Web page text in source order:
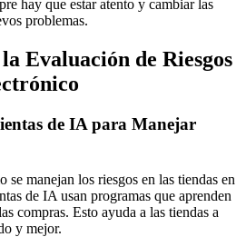
hay que estar atento y cambiar las
problemas.
Evaluación de Riesgos
de IA para Manejar
se manejan los riesgos en las tiendas en
de IA usan programas que aprenden
compras. Esto ayuda a las tiendas a
y mejor.